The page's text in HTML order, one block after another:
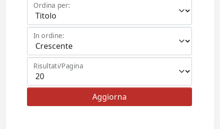
Ordina per:
In ordine:
Risultati/Pagina